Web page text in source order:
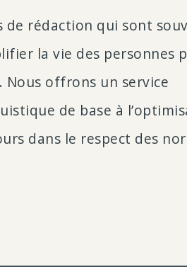
de rédaction qui sont
la vie des personnes
offrons un service
de base à
dans le respect des